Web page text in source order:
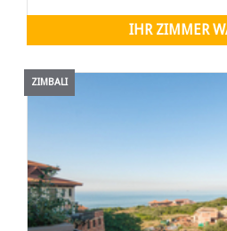
und Freundesgruppen, die
IHR ZIMMER
ZIMBALI